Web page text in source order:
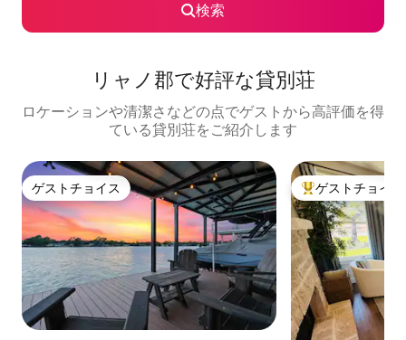
検索
リャノ郡で好評な貸別荘
ロケーションや清潔さなどの点でゲストから高評価を得
ている貸別荘をご紹介します
ゲストチョイス
ゲストチョイス 大好評のゲスト
ゲストチョイス